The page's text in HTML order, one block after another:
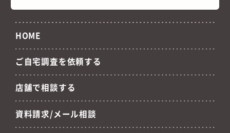
HOME
ご自宅調査を依頼する
店舗で相談する
資料請求/メール相談